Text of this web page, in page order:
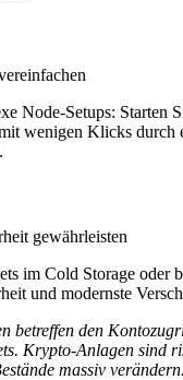
Node-Setups: Starten
wenigen Klicks durch
gewährleisten
im Cold Storage oder
und modernste
betreffen den
Krypto-Anlagen sind
massiv verändern.